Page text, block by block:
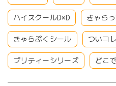
ハイスクールD×D きゃら
きゃらぷくシール ついコレ
プリティーシリーズ どこ